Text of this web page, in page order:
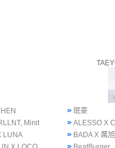
珉豪
Minit
ALESSO X
LUNA
BADA X 厲旭